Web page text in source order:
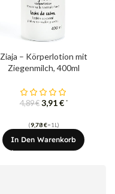
Ziaja – Körperlotion mit
Ziegenmilch, 400ml
4,89€ 3,91€ *
(9,78€=1L)
In Den Warenkorb